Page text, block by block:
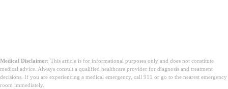
Medical Disclaimer: This article is for informational purposes only and does not constitute
medical advice. Always consult a qualified healthcare provider for diagnosis and treatment
decisions. If you are experiencing a medical emergency, call 911 or go to the nearest emergency
room immediately.